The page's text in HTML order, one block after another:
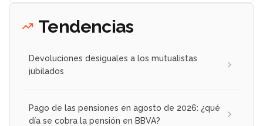
Tendencias
Devoluciones desiguales a los mutualistas
jubilados
Pago de las pensiones en agosto de 2026: ¿qué
día se cobra la pensión en BBVA?